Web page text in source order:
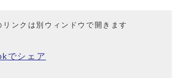
リンクは別ウィンドウで開きます
でシェア